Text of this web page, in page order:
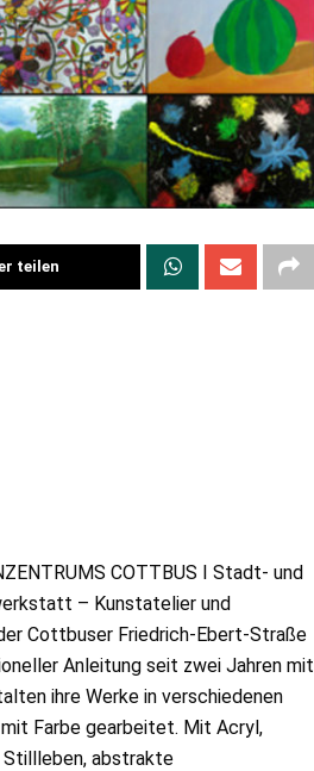
teilen
COTTBUS I Stadt- und
– Kunstatelier und
Cottbuser Friedrich-Ebert-Straße
Anleitung seit zwei Jahren mit
ihre Werke in verschiedenen
Farbe gearbeitet. Mit Acryl,
Stillleben, abstrakte